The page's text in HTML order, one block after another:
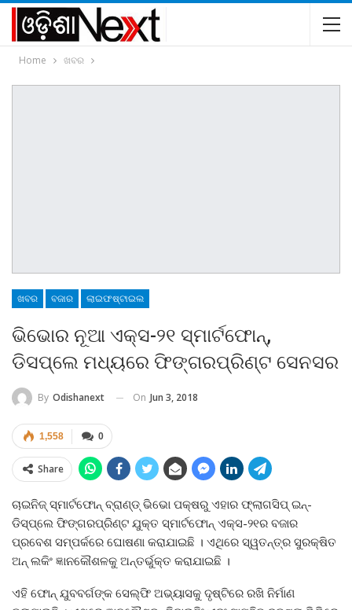
Home ଖବର
ଖବର ବଜାର ଲାଇଫଷ୍ଟାଇଲ
ଭିଭୋର ନୂଆ ଏକ୍ସ-୨୧ ସ୍ମାର୍ଟଫୋନ୍‌,
ଡିସପ୍ଲେ ମଧ୍ୟରେ ଫିଙ୍ଗରପ୍ରିଣ୍ଟ ସେନସର
By Odishanext On Jun 3, 2018
0
1,558
Share
ଚାଇନିଜ୍‌ ସ୍ମାର୍ଟଫୋନ୍‌ ବ୍ରାଣ୍ଡ୍‌ ଭିଭୋ ପକ୍ଷରୁ ଏହାର ଫ୍ଲାଗସିପ୍‌ ଇନ୍‌-
ଡିସ୍‌ପ୍ଲେ ଫିଙ୍ଗରପ୍ରିଣ୍ଟ ଯୁକ୍ତ ସ୍ମାର୍ଟଫୋନ୍‌ ଏକ୍ସ-୨୧ର ବଜାର
ପ୍ରବେଶ ସମ୍ପର୍କରେ ଘୋଷଣା କରାଯାଇଛି । ଏଥିରେ ସ୍ୱତନ୍ତ୍ର ସୁରକ୍ଷିତ
ଅନ୍‌ ଲକିଂ ଜ୍ଞାନକୌଶଳକୁ ଅନ୍ତର୍ଭୁକ୍ତ କରାଯାଇଛି ।
ଏହି ଫୋନ୍‌ ଯୁବବର୍ଗଙ୍କ ସେଲ୍‌ଫି ଅଭ୍ୟାସକୁ ଦୃଷ୍ଟିରେ ରଖି ନିର୍ମାଣ